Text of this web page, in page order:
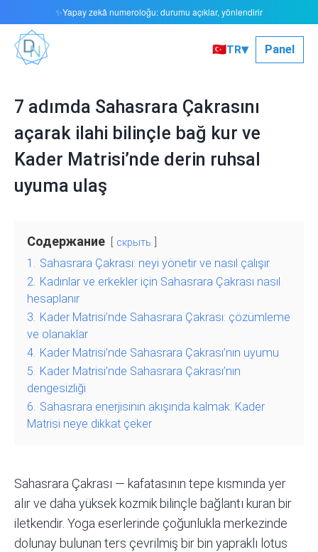
🇹🇷TR▾ Panel
7 adımda Sahasrara Çakrasını
açarak ilahi bilinçle bağ kur ve
Kader Matrisi’nde derin ruhsal
uyuma ulaş
Содержание скрыть
1. Sahasrara Çakrası: neyi yönetir ve nasıl çalışır
2. Kadınlar ve erkekler için Sahasrara Çakrası nasıl
hesaplanır
3. Kader Matrisi’nde Sahasrara Çakrası: çözümleme
ve olanaklar
4. Kader Matrisi’nde Sahasrara Çakrası’nın uyumu
5. Kader Matrisi’nde Sahasrara Çakrası’nın
dengesizliği
6. Sahasrara enerjisinin akışında kalmak: Kader
Matrisi neye dikkat çeker
Sahasrara Çakrası — kafatasının tepe kısmında yer
alır ve daha yüksek kozmik bilinçle bağlantı kuran bir
iletkendir. Yoga eserlerinde çoğunlukla merkezinde
dolunay bulunan ters çevrilmiş bir bin yapraklı lotus
✨Yapay zekâ numeroloğu: durumu açıklar, yönlendirir